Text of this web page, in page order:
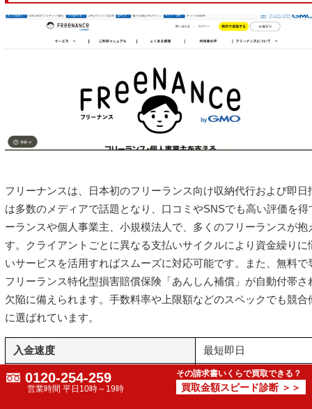
フリーナンスは、日本初のフリーランス向け収納代行および即
は多数のメディアで話題となり、口コミやSNSでも高い評価を
ーランスや個人事業主、小規模法人で、多くのフリーランスが
す。クライアントごとに異なる支払いサイクルにより資金繰り
いサービスを活用すればスムーズに対応可能です。また、無料
フリーランス特化型損害賠償保険「あんしん補償」が自動付帯
欠陥に備えられます。手数料率や上限額などのスペックでも競
に選ばれています。
入金速度 最短即日
審査通過率 非公開
0120-254-259
営業時間 平日10時～19時
その請求書いくらで買取できる？
買取金額スピード診断 ＞＞